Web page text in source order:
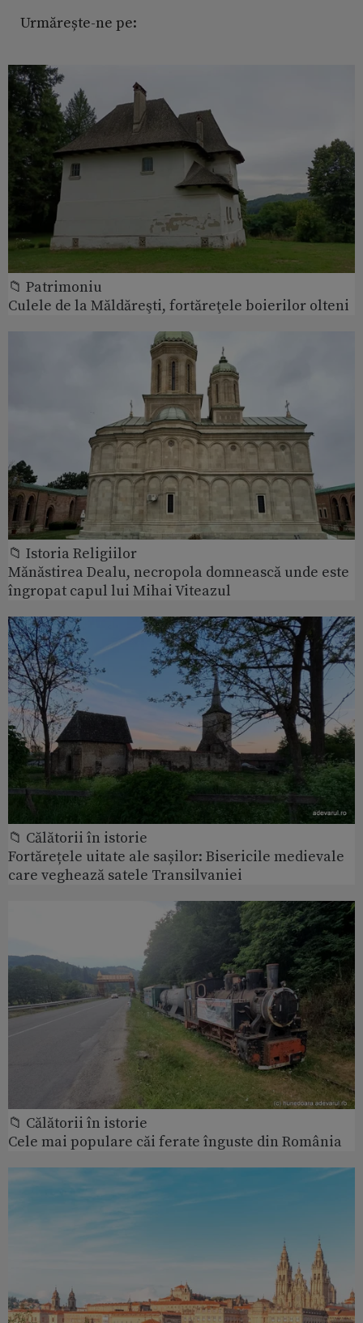
Urmărește-ne pe:
📁 Patrimoniu
Culele de la Măldăreşti, fortăreţele boierilor olteni
📁 Istoria Religiilor
Mănăstirea Dealu, necropola domnească unde este
îngropat capul lui Mihai Viteazul
📁 Călătorii în istorie
Fortărețele uitate ale sașilor: Bisericile medievale
care veghează satele Transilvaniei
📁 Călătorii în istorie
Cele mai populare căi ferate înguste din România